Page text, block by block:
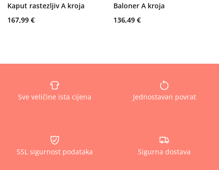
Kaput rastezljiv A kroja
167,99 €
Baloner A kroja
136,49 €
Sve veličine ista cijena Jednostavan povrat
SSL sigurnost podataka Sigurna dostava